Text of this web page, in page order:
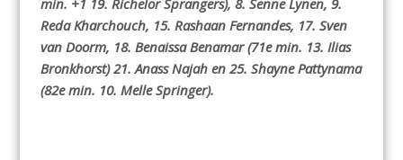
Reda Kharchouch, 15. Rashaan Fernandes, 17. Sven
van Doorm, 18. Benaissa Benamar (71e min. 13. Ilias
Bronkhorst) 21. Anass Najah en 25. Shayne Pattynama
(82e min. 10. Melle Springer).